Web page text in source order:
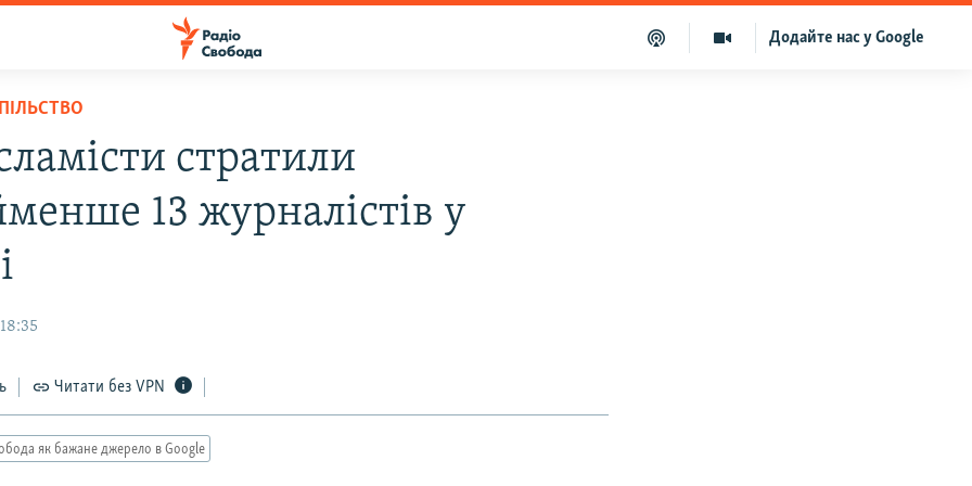
Додайте нас у Google
стратили
13 журналістів у
Читати без VPN
як бажане джерело в Google